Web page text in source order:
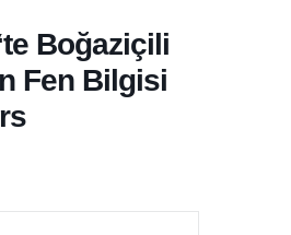
Boğaziçili
Fen Bilgisi